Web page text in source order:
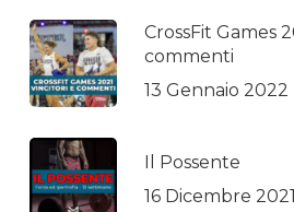
CrossFit Games
commenti
13 Gennaio 2022
Il Possente
16 Dicembre 2021